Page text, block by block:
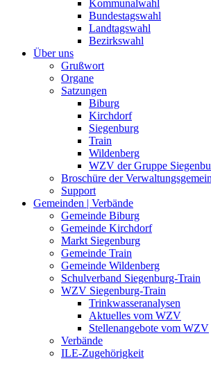
Kommunalwahl
Bundestagswahl
Landtagswahl
Bezirkswahl
Über uns
Grußwort
Organe
Satzungen
Biburg
Kirchdorf
Siegenburg
Train
Wildenberg
WZV der Gruppe
Broschüre der
Support
Gemeinden | Verbände
Gemeinde Biburg
Gemeinde Kirchdorf
Markt Siegenburg
Gemeinde Train
Gemeinde Wildenberg
Schulverband Siegenburg-Train
WZV Siegenburg-Train
Trinkwasseranalysen
Aktuelles vom WZV
Stellenangebote vom WZV
Verbände
ILE-Zugehörigkeit